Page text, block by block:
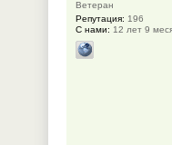
Ветеран
Репутация: 196
С нами: 12 лет 9